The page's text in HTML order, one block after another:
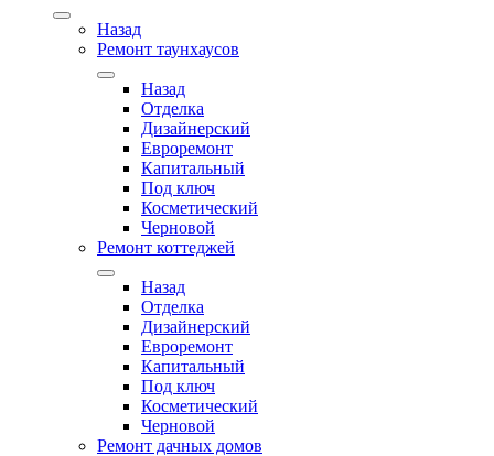
Назад
Ремонт таунхаусов
Назад
Отделка
Дизайнерский
Евроремонт
Капитальный
Под ключ
Косметический
Черновой
Ремонт коттеджей
Назад
Отделка
Дизайнерский
Евроремонт
Капитальный
Под ключ
Косметический
Черновой
Ремонт дачных домов